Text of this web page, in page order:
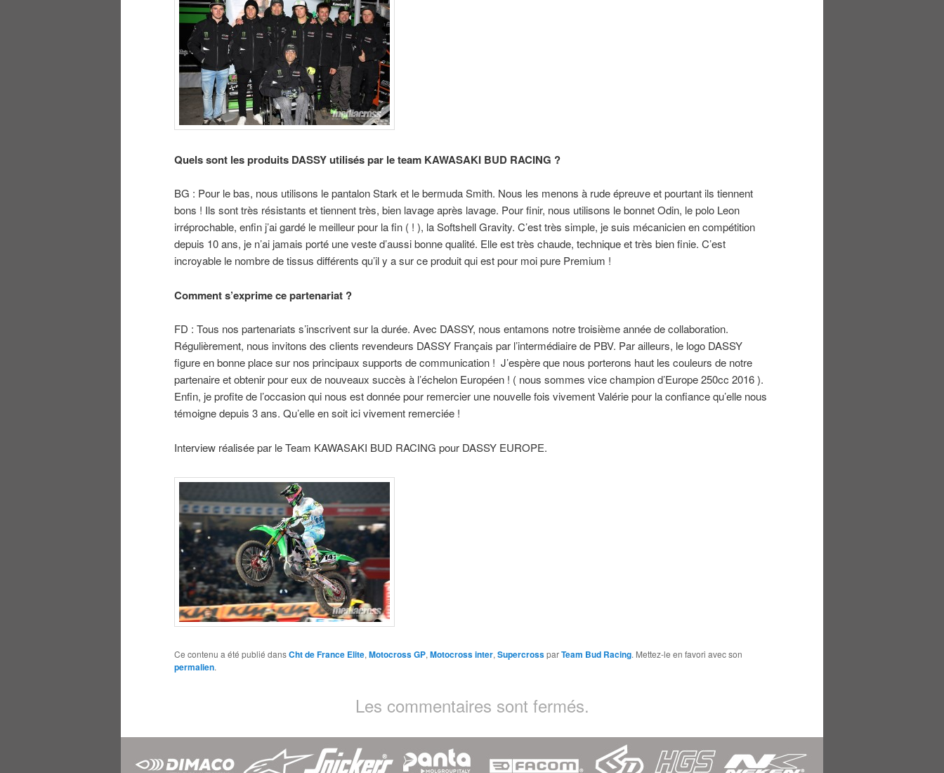
Quels sont les produits DASSY utilisés par le team KAWASAKI BUD RACING ?
BG : Pour le bas, nous utilisons le pantalon Stark et le bermuda Smith. Nous les menons à rude épreuve et pourtant ils tiennent
bons ! Ils sont très résistants et tiennent très, bien lavage après lavage. Pour finir, nous utilisons le bonnet Odin, le polo Leon
irréprochable, enfin j’ai gardé le meilleur pour la fin ( ! ), la Softshell Gravity. C’est très simple, je suis mécanicien en compétition
depuis 10 ans, je n’ai jamais porté une veste d’aussi bonne qualité. Elle est très chaude, technique et très bien finie. C’est
incroyable le nombre de tissus différents qu’il y a sur ce produit qui est pour moi pure Premium !
Comment s’exprime ce partenariat ?
FD : Tous nos partenariats s’inscrivent sur la durée. Avec DASSY, nous entamons notre troisième année de collaboration.
Régulièrement, nous invitons des clients revendeurs DASSY Français par l’intermédiaire de PBV. Par ailleurs, le logo DASSY
figure en bonne place sur nos principaux supports de communication ! J’espère que nous porterons haut les couleurs de notre
partenaire et obtenir pour eux de nouveaux succès à l’échelon Européen ! ( nous sommes vice champion d’Europe 250cc 2016 ).
Enfin, je profite de l’occasion qui nous est donnée pour remercier une nouvelle fois vivement Valérie pour la confiance qu’elle nous
témoigne depuis 3 ans. Qu’elle en soit ici vivement remerciée !
Interview réalisée par le Team KAWASAKI BUD RACING pour DASSY EUROPE.
Ce contenu a été publié dansCht de France Elite, Motocross GP, Motocross inter, SupercrossparTeam Bud Racing. Mettez-le en favori avec son
permalien.
Les commentaires sont fermés.